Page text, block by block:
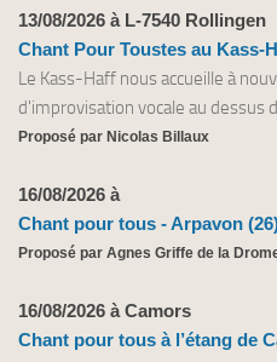
13/08/2026 à L-7540 Rollingen
Chant Pour Toustes au Kass-
Le Kass-Haff nous accueille à
d'improvisation vocale au dessus
Proposé par Nicolas Billaux
16/08/2026 à
Chant pour tous - Arpavon
Proposé par Agnes Griffe de la
16/08/2026 à Camors
Chant pour tous à l’étang de